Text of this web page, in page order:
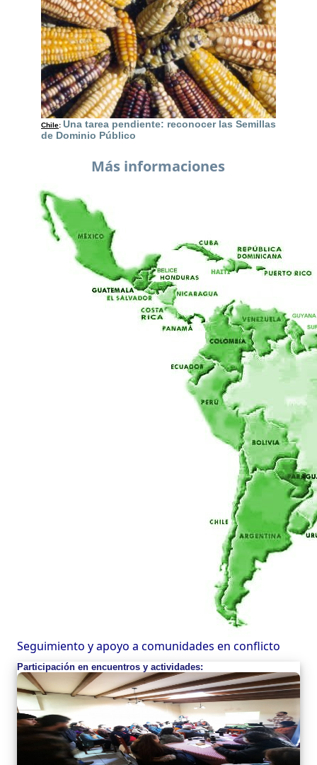
Chile: Una tarea pendiente: reconocer las Semillas
de Dominio Público
Más informaciones
Seguimiento y apoyo a comunidades en conflicto
Participación en encuentros y actividades: